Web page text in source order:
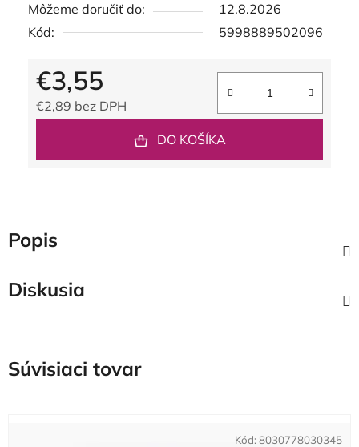
Môžeme doručiť do:
12.8.2026
Kód:
5998889502096
€3,55
€2,89 bez DPH
DO KOŠÍKA
Popis
Diskusia
Súvisiaci tovar
Kód: 8030778030345